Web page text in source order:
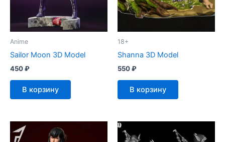
Anime
Sailor Moon 3D Model
450₽
В корзину
18+
Shanna 3D Model
550₽
В корзину